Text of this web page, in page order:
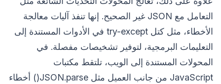
التعامل مع JSON غير الصحيح. إنها تنفذ آليات معالجة
الأخطاء، مثل كتل try-except في الأدوات المستندة إلى
التعليمات البرمجية، لتوفير تشخيصات مفصلة. في
المحولات المستندة إلى الويب، تلتقط مكتبات
JavaScript من جانب العميل مثل JSON.parse() أخطاء